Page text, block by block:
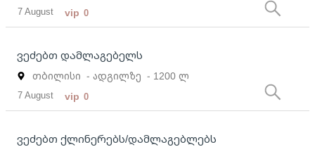
7 August vip 0
ვეძებთ დამლაგებელს
თბილისი - ადგილზე - 1200 ლ
7 August vip 0
ვეძებთ ქლინერებს/დამლაგებლებს